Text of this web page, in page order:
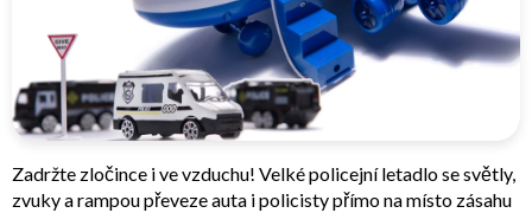
Zadržte zločince i ve vzduchu! Velké policejní letadlo se světly,
zvuky a rampou převeze auta i policisty přímo na místo zásahu